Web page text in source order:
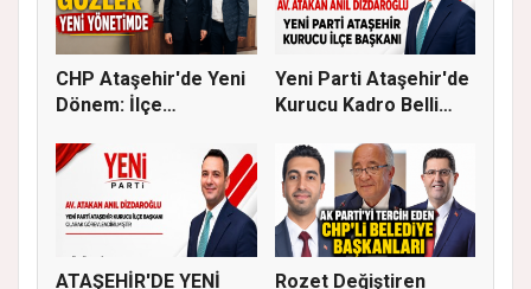
CHP Ataşehir'de Yeni
Dönem: İlçe
Yeni Parti Ataşehir'de
Kurucu Kadro Belli
ATAŞEHİR'DE YENİ
Rozet Değiştiren